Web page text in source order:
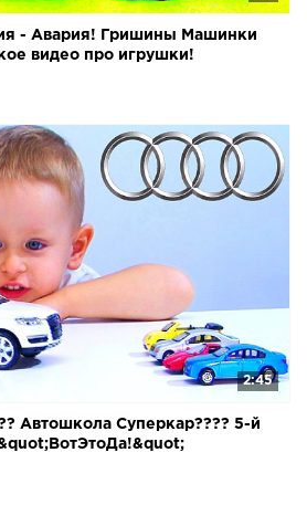
- Авария! Гришины Машинки
видео про игрушки!
2:45
Автошкола Суперкар???? 5-й